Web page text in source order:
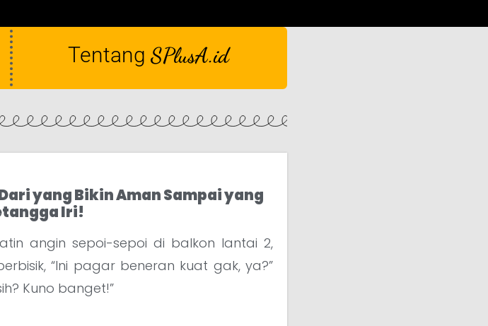
Tentang SPlusA.id
yang Bikin Aman Sampai yang
Iri!
angin sepoi-sepoi di balkon lantai 2,
“Ini pagar beneran kuat gak, ya?”
Kuno banget!”